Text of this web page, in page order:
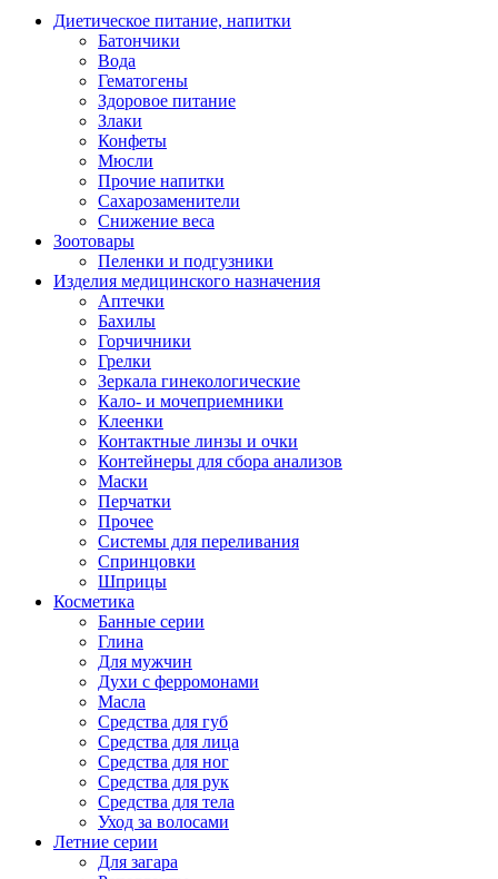
Диетическое питание, напитки
Батончики
Вода
Гематогены
Здоровое питание
Злаки
Конфеты
Мюсли
Прочие напитки
Сахарозаменители
Снижение веса
Зоотовары
Пеленки и подгузники
Изделия медицинского назначения
Аптечки
Бахилы
Горчичники
Грелки
Зеркала гинекологические
Кало- и мочеприемники
Клеенки
Контактные линзы и очки
Контейнеры для сбора анализов
Маски
Перчатки
Прочее
Системы для переливания
Спринцовки
Шприцы
Косметика
Банные серии
Глина
Для мужчин
Духи с ферромонами
Масла
Средства для губ
Средства для лица
Средства для ног
Средства для рук
Средства для тела
Уход за волосами
Летние серии
Для загара